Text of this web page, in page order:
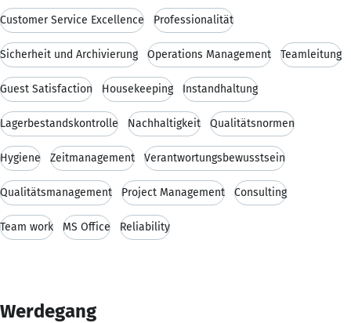
Customer Service Excellence Professionalität
Sicherheit und Archivierung Operations Management Teamleitung
Guest Satisfaction Housekeeping Instandhaltung
Lagerbestandskontrolle Nachhaltigkeit Qualitätsnormen
Hygiene Zeitmanagement Verantwortungsbewusstsein
Qualitätsmanagement Project Management Consulting
Team work MS Office Reliability
Werdegang